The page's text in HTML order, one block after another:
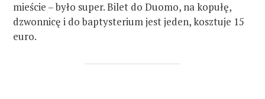
mieście – było super. Bilet do Duomo, na kopułę,
dzwonnicę i do baptysterium jest jeden, kosztuje 15
euro.